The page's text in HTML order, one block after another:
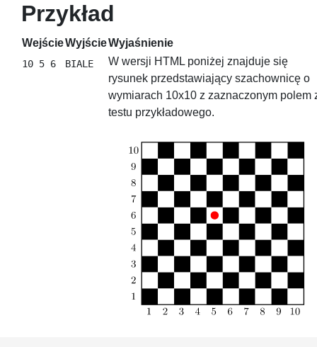
Przykład
WejścieWyjścieWyjaśnienie
W wersji HTML poniżej znajduje się
rysunek przedstawiający szachownicę o
wymiarach 10x10 z zaznaczonym polem
testu przykładowego.